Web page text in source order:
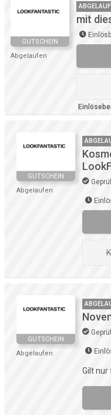
GUTSCHEIN
Abgelaufen
mit
GUTSCHEIN
Abgelaufen
GUTSCHEIN
Abgelaufen
Gilt